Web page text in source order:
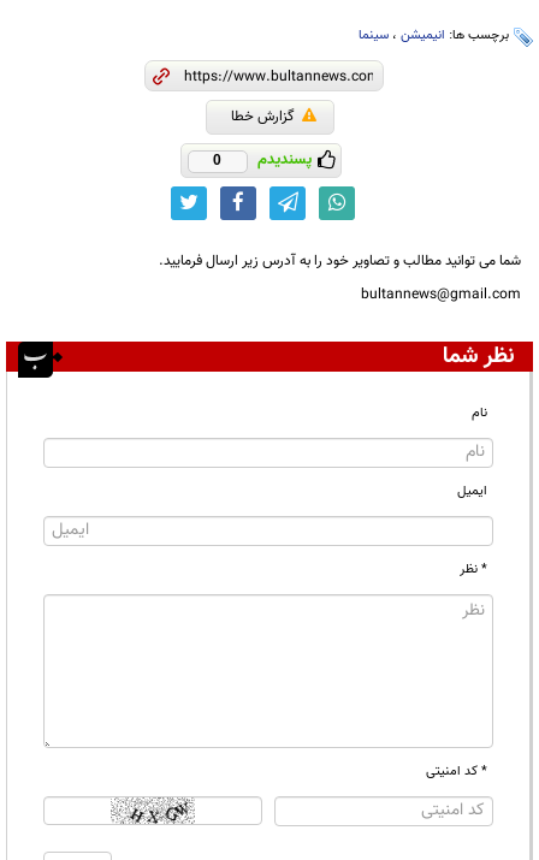
برچسب ها: انیمیشن ، سینما
گزارش خطا
پسندیدم 0
شما می توانید مطالب و تصاویر خود را به آدرس زیر ارسال فرمایید.
bultannews@gmail.com
نظر شما
نام
ایمیل
* نظر
* کد امنیتی